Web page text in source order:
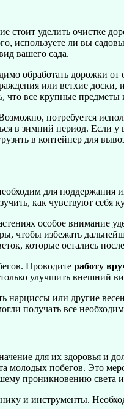
стоит уделить очистке
используете ли вы
вашего сада.
обработать дорожки от
или ветхие
что все крупные
потребуется
в зимний период. Если
в контейнер для
для
как чувствуют себя
особое внимание
чтобы избежать
которые остались
Проводите работу
улучшить внешний
нарциссы или другие
получать все
для их здоровья и
молодых побегов. Это
проникновению света
и инструменты.